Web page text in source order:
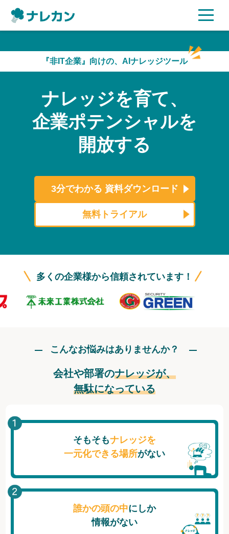
AI機能
ご利用企業様の声
セキュリティ
よくある質問
資料ダウンロード
ログイン
『非IT企業』向けの、AIナレッジツール
ナレッジを育て、
企業ポテンシャルを
開放する
3分でわかる 資料ダウンロード
無料トライアル
多くの企業様から信頼されています！
こんなお悩みはありませんか？
会社や部署のナレッジが、
無駄になっている
そもそもナレッジを
一元化できる場所がない
誰かの頭の中にしか
情報がない